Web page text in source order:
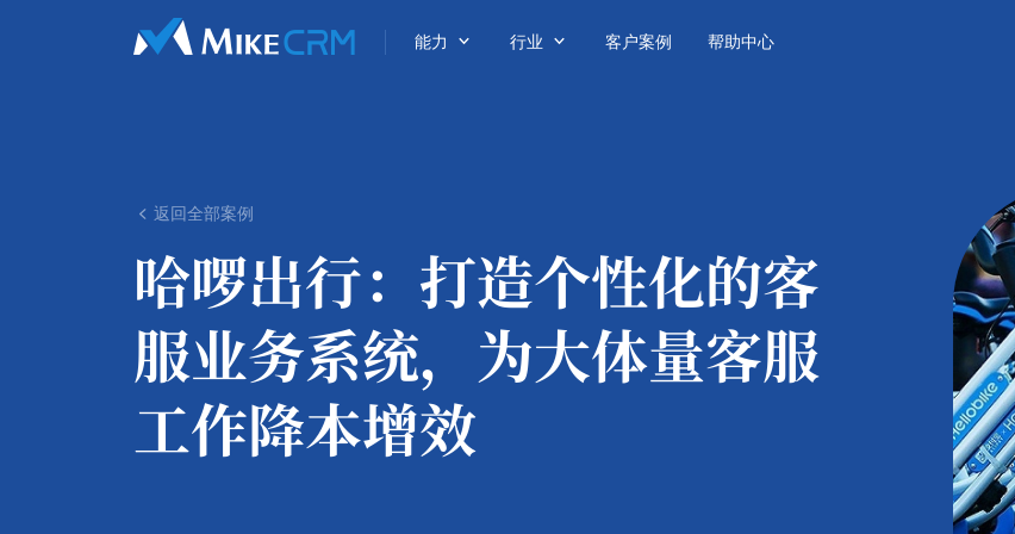
能力  行业  客户案例 帮助中心
 返回全部案例
哈啰出行： 打造个性化的客
服业务系统，为大体量客服
工作降本增效